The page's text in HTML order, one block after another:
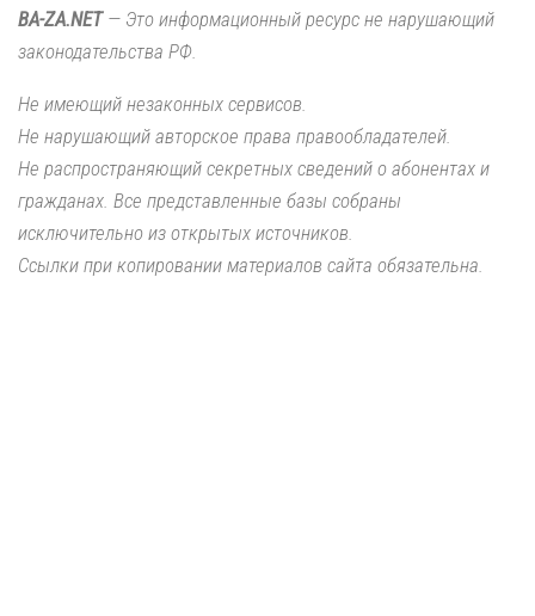
BA-ZA.NET— Это информационный ресурс не нарушающий
законодательства РФ.
Не имеющий незаконных сервисов.
Не нарушающий авторское права правообладателей.
Не распространяющий секретных сведений о абонентах и
гражданах. Все представленные базы собраны
исключительно из открытых источников.
Ссылки при копировании материалов сайта обязательна.